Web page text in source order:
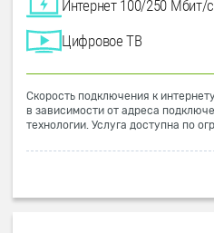
Интернет 100/250 Мбит/с
Цифровое ТВ
Скорость подключения к
в зависимости от адреса
технологии. Услуга доступна по